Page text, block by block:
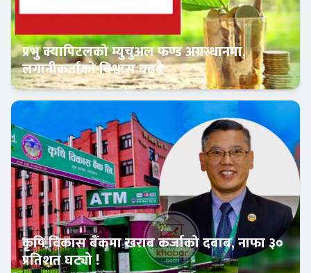
Banner News
प्रभु क्यापिटलको म्युचुअल फण्ड अग्रस्थानमा,
लगानीकर्ताको विश्वास बढ्दै
कृषि विकास बैंकमा खराब कर्जाको दबाब, नाफा ३०
प्रतिशत घट्यो !